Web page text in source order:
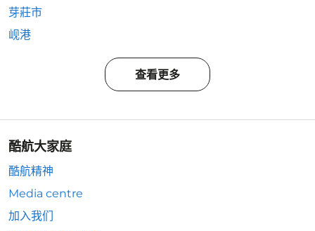
芽莊市
岘港
查看更多
酷航大家庭
酷航精神
Media centre
加入我们